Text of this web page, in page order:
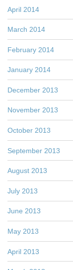
April 2014
March 2014
February 2014
January 2014
December 2013
November 2013
October 2013
September 2013
August 2013
July 2013
June 2013
May 2013
April 2013